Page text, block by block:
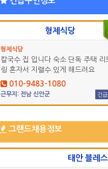
형제식당
형제식당
칼국수 집 입니다 숙소 단독 주택 리
링 혼자서 지랠수 있게 해드려요
010-9483-1080
근무지: 전남 신안군 긴
그랜드채용정보
태안 블레